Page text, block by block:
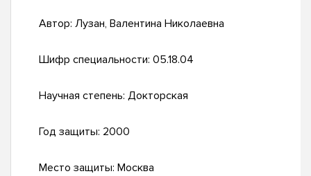
Автор: Лузан, Валентина Николаевна
Шифр специальности: 05.18.04
Научная степень: Докторская
Год защиты: 2000
Место защиты: Москва